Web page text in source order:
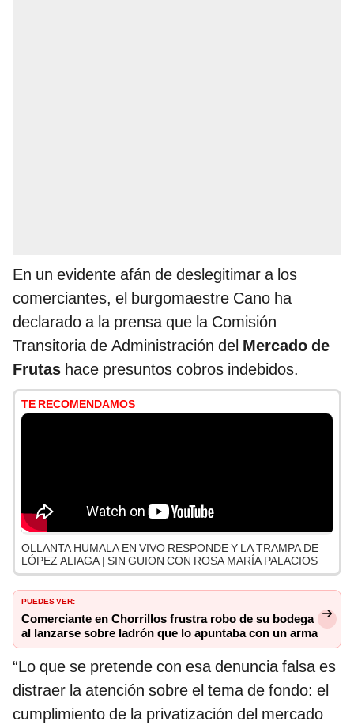
En un evidente afán de deslegitimar a los
comerciantes, el burgomaestre Cano ha
declarado a la prensa que la Comisión
Transitoria de Administración del Mercado de
Frutas hace presuntos cobros indebidos.
TE RECOMENDAMOS
OLLANTA HUMALA EN VIVO RESPONDE Y LA TRAMPA DE
LÓPEZ ALIAGA | SIN GUION CON ROSA MARÍA PALACIOS
PUEDES VER:
Comerciante en Chorrillos frustra robo de su bodega
al lanzarse sobre ladrón que lo apuntaba con un arma
“Lo que se pretende con esa denuncia falsa es
distraer la atención sobre el tema de fondo: el
cumplimiento de la privatización del mercado